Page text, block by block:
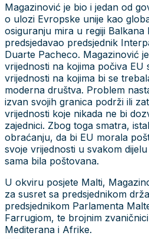
Magazinović je bio i jedan od
o ulozi Evropske unije kao
osiguranju mira u regiji Balkana
predsjedavao predsjednik
Duarte Pacheco. Magazinović
vrijednosti na kojima počiva EU
vrijednosti na kojima bi se
moderna društva. Problem
izvan svojih granica podrži ili
vrijednosti koje nikada ne bi
zajednici. Zbog toga smatra,
obraćanju, da bi EU morala
svoje vrijednosti u svakom
sama bila poštovana.
U okviru posjete Malti,
za susret sa predsjednikom
predsjednikom Parlamenta
Farrugiom, te brojnim
Mediterana i Afrike.